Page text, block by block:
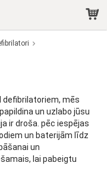
grozam
defibrilatoriem, mēs
un uzlabo jūsu
ir droša. pēc iespējas
un baterijām līdz
un
lai pabeigtu